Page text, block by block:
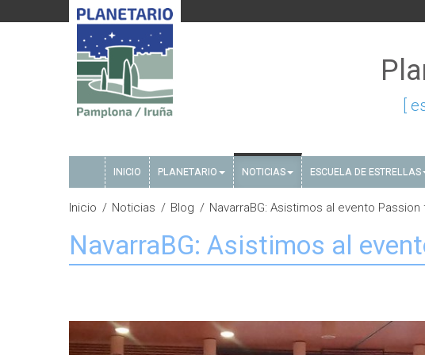
[
INICIO PLANETARIO NOTICIAS ESCUELA DE ESTRELLAS
Inicio Noticias Blog NavarraBG: Asistimos al evento
NavarraBG: Asistimos al